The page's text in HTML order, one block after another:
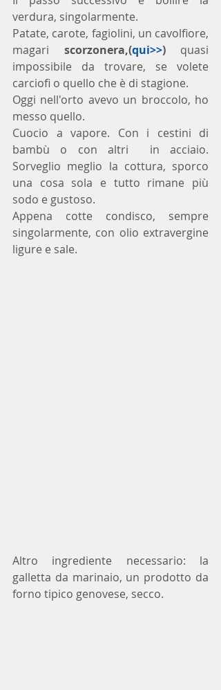
verdura, singolarmente.
Patate, carote, fagiolini, un cavolfiore,
magari scorzonera,(qui>>) quasi
impossibile da trovare, se volete
carciofi o quello che è di stagione.
Oggi nell'orto avevo un broccolo, ho
messo quello.
Cuocio a vapore. Con i cestini di
bambù o con altri  in acciaio.
Sorveglio meglio la cottura, sporco
una cosa sola e tutto rimane più
sodo e gustoso.
Appena cotte condisco, sempre
singolarmente, con olio extravergine
ligure e sale.
Altro ingrediente necessario: la
galletta da marinaio, un prodotto da
forno tipico genovese, secco.